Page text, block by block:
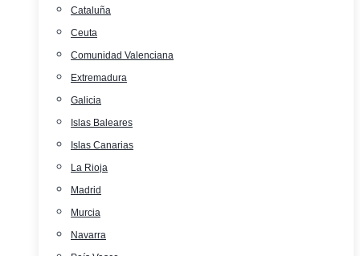
Cataluña
Ceuta
Comunidad Valenciana
Extremadura
Galicia
Islas Baleares
Islas Canarias
La Rioja
Madrid
Murcia
Navarra